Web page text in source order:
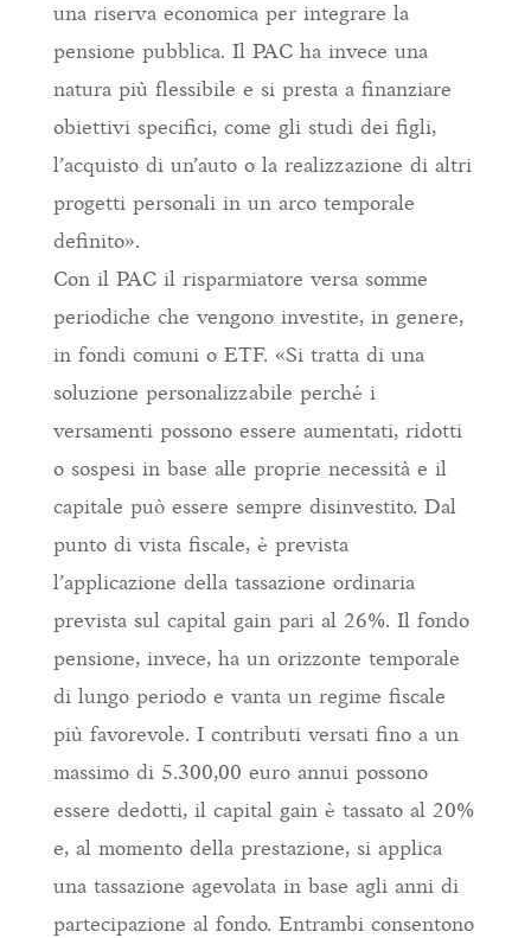
una riserva economica per integrare la
pensione pubblica. Il PAC ha invece una
natura più flessibile e si presta a finanziare
obiettivi specifici, come gli studi dei figli,
l’acquisto di un’auto o la realizzazione di altri
progetti personali in un arco temporale
definito».
Con il PAC il risparmiatore versa somme
periodiche che vengono investite, in genere,
in fondi comuni o ETF. «Si tratta di una
soluzione personalizzabile perché i
versamenti possono essere aumentati, ridotti
o sospesi in base alle proprie necessità e il
capitale può essere sempre disinvestito. Dal
punto di vista fiscale, è prevista
l’applicazione della tassazione ordinaria
prevista sul capital gain pari al 26%. Il fondo
pensione, invece, ha un orizzonte temporale
di lungo periodo e vanta un regime fiscale
più favorevole. I contributi versati fino a un
massimo di 5.300,00 euro annui possono
essere dedotti, il capital gain è tassato al 20%
e, al momento della prestazione, si applica
una tassazione agevolata in base agli anni di
partecipazione al fondo. Entrambi consentono